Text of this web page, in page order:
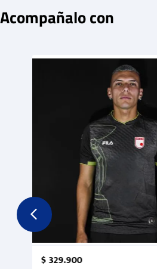
Acompañalo con
$329.900